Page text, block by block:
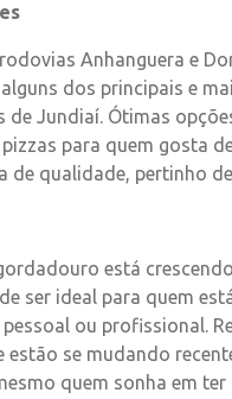
Anhanguera e
dos principais e
de Jundiaí. Ótimas
para quem gosta
de qualidade, pertinho
está
ser ideal para quem
ou profissional.
estão se mudando
quem sonha em